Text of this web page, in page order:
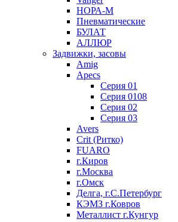
НОРА-М
Пневматические
БУЛАТ
АЛЛЮР
Задвижки, засовы
Amig
Apecs
Серия 01
Серия 0108
Серия 02
Серия 03
Avers
Crit (Ритко)
FUARO
г.Киров
г.Москва
г.Омск
Делга, г.С.Петербург
КЭМЗ г.Ковров
Металлист г.Кунгур